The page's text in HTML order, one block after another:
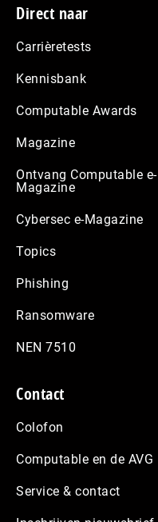
Footer
Direct naar
Carrièretests
Kennisbank
Computable Awards
Magazine
Ontvang Computable e-
Magazine
Cybersec e-Magazine
Topics
Phishing
Ransomware
NEN 7510
Contact
Colofon
Computable en de AVG
Service & contact